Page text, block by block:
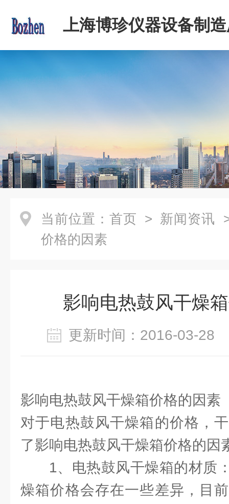
上海博珍仪器设备制
当前位置： 首页 > 新闻资讯
价格的因素
影响电热鼓风干燥
更新时间：2016-03-
影响电热鼓风干燥箱价格的因素
对于电热鼓风干燥箱的价格，
了影响电热鼓风干燥箱价格的因
1、电热鼓风干燥箱的材质
燥箱价格会存在一些差异，目